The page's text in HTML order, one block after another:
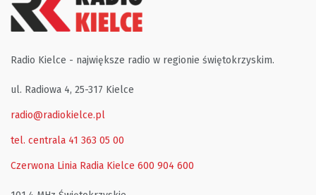
Radio Kielce - największe radio w regionie świętokrzyskim.
ul. Radiowa 4, 25-317 Kielce
radio@radiokielce.pl
tel. centrala 41 363 05 00
Czerwona Linia Radia Kielce 600 904 600